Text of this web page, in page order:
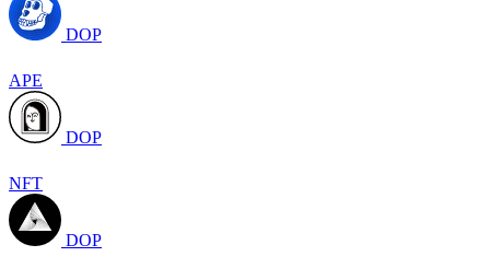
DOP
APE
DOP
NFT
DOP